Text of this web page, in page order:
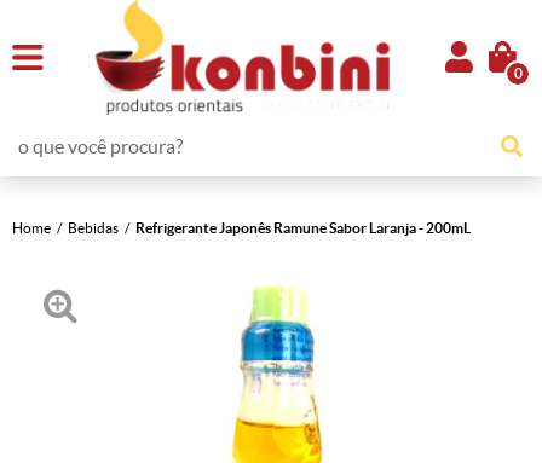
0
Home Bebidas Refrigerante Japonês Ramune Sabor Laranja - 200mL